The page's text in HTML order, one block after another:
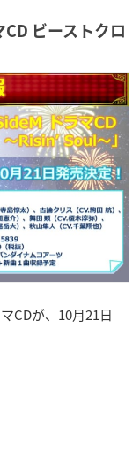
CD ビーストクロ
CDが、10月21日